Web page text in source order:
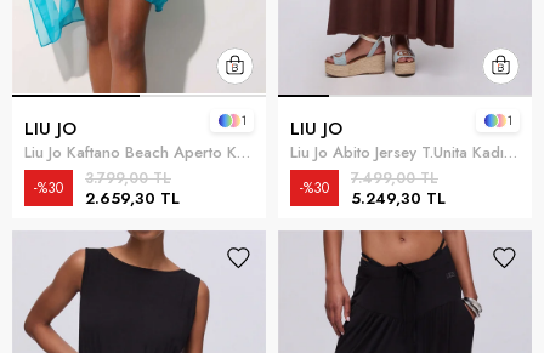
LIU JO
Liu Jo Kaftano Beach Aperto Kadın Kaftan Çok Renkli
2.659,30 TL
3.799,00 TL
%30
1 LIU JO
Liu Jo Abito Jersey T.Unita Kadın Plaj Elbisesi Çok Renkli
5.249,30 TL
7.499,00 TL
%30
1